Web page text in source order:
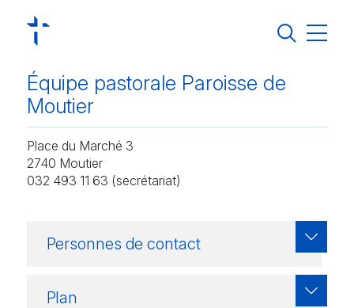
Jura Pastoral
Régions pastorales
Vivre sa foi
S’engager
Équipe pastorale Paroisse de
Moutier
Place du Marché 3
2740 Moutier
032 493 11 63 (secrétariat)
Personnes de contact
Plan